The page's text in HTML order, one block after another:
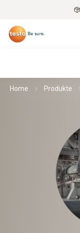
Home Produkte